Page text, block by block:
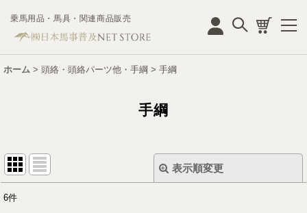
乗馬用品・馬具・関連商品販売
ホーム > 頭絡・頭絡パーツ他・手綱 > 手綱
手綱
表示順変更
6件